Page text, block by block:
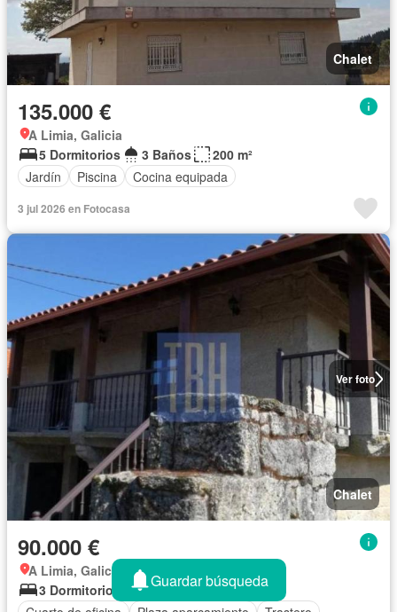
Chalet
135.000 €
A Limia, Galicia
5 Dormitorios
3 Baños
200 m²
Jardín
Piscina Cocina equipada
3 jul 2026 en Fotocasa
Ver foto
Chalet
90.000 €
A Limia, Galicia
3 Dormitorios
2 Baños
120 m²
Guardar búsqueda